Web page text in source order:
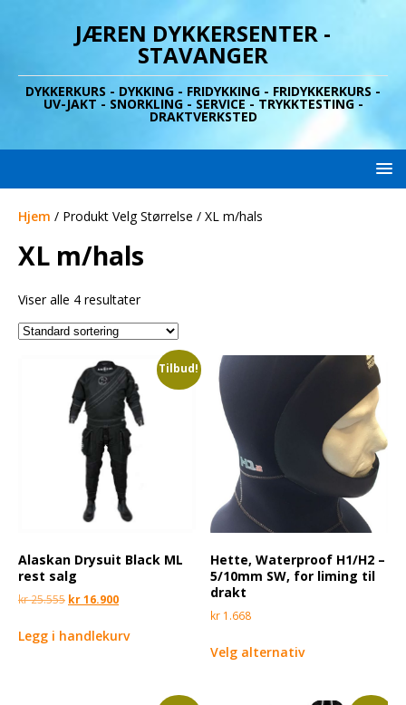
JÆREN DYKKERSENTER -
STAVANGER
DYKKERKURS - DYKKING - FRIDYKKING - FRIDYKKERKURS -
UV-JAKT - SNORKLING - SERVICE - TRYKKTESTING -
DRAKTVERKSTED
Hjem / Produkt Velg Størrelse / XL m/hals
XL m/hals
Viser alle 4 resultater
Tilbud!
Alaskan Drysuit Black ML
rest salg
kr25.555 kr16.900
Legg i handlekurv
Hette, Waterproof H1/H2 –
5/10mm SW, for liming til
drakt
kr 1.668
Velg alternativ